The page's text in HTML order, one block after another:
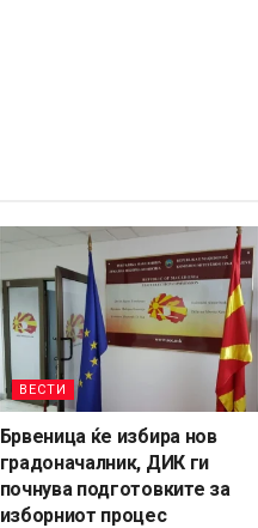
ВЕСТИ
Брвеница ќе избира нов
градоначалник, ДИК ги
почнува подготовките за
изборниот процес